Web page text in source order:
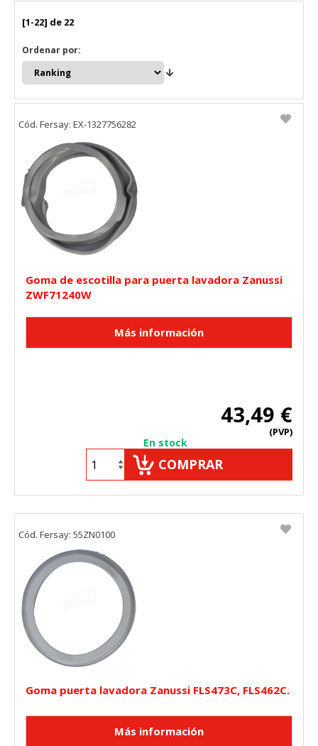
[1-22] de 22
Ordenar por:
Goma de escotilla para puerta lavadora Zanussi
ZWF71240W
43,49 €
(PVP)
En stock
COMPRAR
Cód. Fersay: EX-1327756282
Goma puerta lavadora Zanussi FLS473C, FLS462C.
Cód. Fersay: 55ZN0100